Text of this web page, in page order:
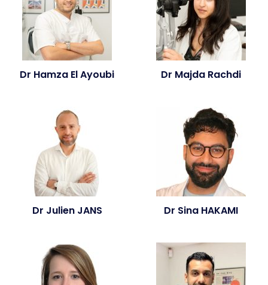
Dr Hamza El Ayoubi Dr Majda Rachdi
Dr Julien JANS Dr Sina HAKAMI